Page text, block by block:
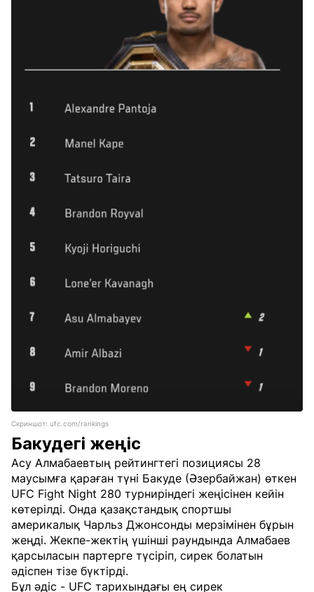
Скриншот: ufc.com/rankings
Бакудегі жеңіс
Асу Алмабаевтың рейтингтегі позициясы 28
маусымға қараған түні Бакуде (Әзербайжан) өткен
UFC Fight Night 280 турниріндегі жеңісінен кейін
көтерілді. Онда қазақстандық спортшы
америкалық Чарльз Джонсонды мерзімінен бұрын
жеңді. Жекпе-жектің үшінші раундында Алмабаев
қарсыласын партерге түсіріп, сирек болатын
әдіспен тізе бүктірді.
Бұл әдіс - UFC тарихындағы ең сирек